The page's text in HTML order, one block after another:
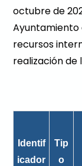
octubre de
recursos
realización de
Identif
icador
Tip
o